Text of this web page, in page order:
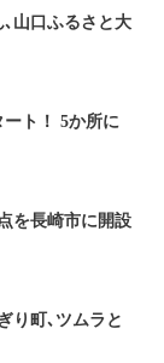
､山口ふるさと大
ート！ 5か所に
を長崎市に開設
り町､ツムラと